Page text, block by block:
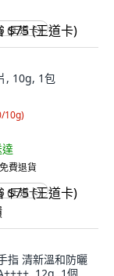
(王道卡)
, 10g, 1包
10g)
費退貨
(王道卡)
指 清新溫和防曬